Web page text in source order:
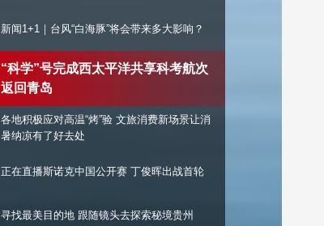
新闻1+1｜台风“白海豚”将会带来多大影响？
“科学”号完成西太平洋共享科考航次
返回青岛
各地积极应对高温“烤”验 文旅消费新场景让消
暑纳凉有了好去处
正在直播斯诺克中国公开赛 丁俊晖出战首轮
寻找最美目的地 跟随镜头去探索秘境贵州